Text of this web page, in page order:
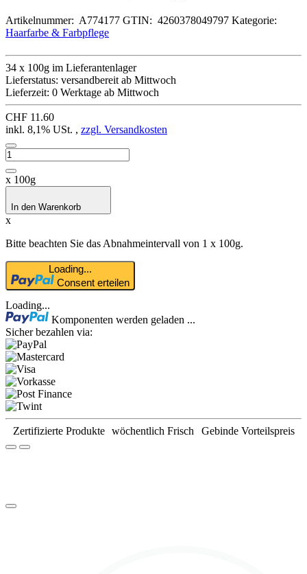
Artikelnummer: A774177 GTIN: 4260378049797 Kategorie:
Haarfarbe & Farbpflege
34 x 100g im Lieferantenlager
Lieferstatus: versandbereit ab Mittwoch
Lieferzeit: 0 Werktage ab Mittwoch
CHF 11.60
inkl. 8,1% USt. , zzgl. Versandkosten
x 100g
In den Warenkorb
x
Bitte beachten Sie das Abnahmeintervall von 1 x 100g.
Loading...
Consent erteilen
Loading...
Komponenten werden geladen ...
Sicher bezahlen via:
Zertifizierte Produkte wöchentlich Frisch Gebinde Vorteilspreis